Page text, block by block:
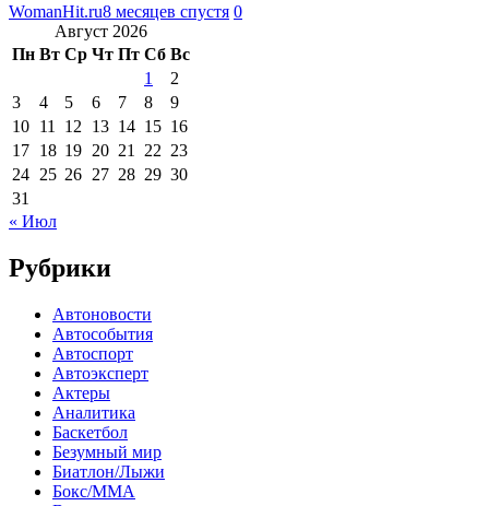
WomanHit.ru8 месяцев спустя 0
Август 2026
Пн Вт Ср Чт Пт Сб Вс
1
2
3
4 5 6 7 8
9
10 11 12 13 14 15 16
17 18 19 20 21 22 23
24 25 26 27 28 29 30
31
« Июл
Рубрики
Автоновости
Автособытия
Автоспорт
Автоэксперт
Актеры
Аналитика
Баскетбол
Безумный мир
Биатлон/Лыжи
Бокс/MMA